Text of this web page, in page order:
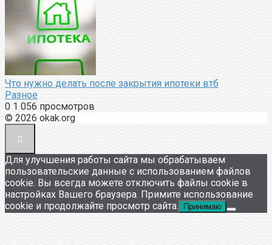
Что нужно делать после закрытия ипотеки втб
Разное
0 1 056 просмотров
© 2026 okak.org
Для улучшения работы сайта мы обрабатываем
пользовательские данные с использованием файлов
cookie. Вы всегда можете отключить файлы cookie в
настройках Вашего браузера. Примите использование
cookie и продолжайте просмотр сайта.
Принимаю